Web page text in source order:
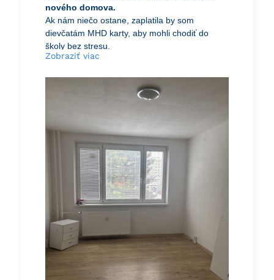
nového domova.
Ak nám niečo ostane, zaplatila by som
dievčatám MHD karty, aby mohli chodiť do
školy bez stresu.
Vopred ďakujeme za akúkoľvek pomoc,
Zobraziť viac